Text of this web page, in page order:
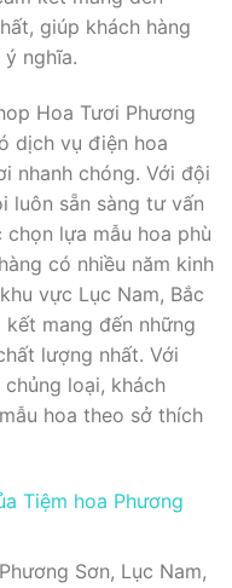
giúp khách hàng
nghĩa.
Hoa Tươi Phương
dịch vụ điện hoa
nhanh chóng. Với đội
luôn sẵn sàng tư vấn
lựa mẫu hoa phù
có nhiều năm kinh
vực Lục Nam, Bắc
mang đến những
lượng nhất. Với
loại, khách
hoa theo sở thích
Tiệm hoa Phương
Sơn, Lục Nam,